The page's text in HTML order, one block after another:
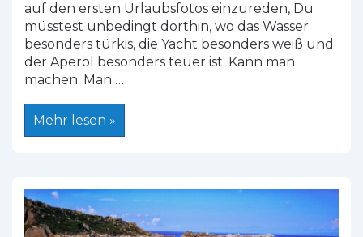
auf den ersten Urlaubsfotos einzureden, Du
müsstest unbedingt dorthin, wo das Wasser
besonders türkis, die Yacht besonders weiß und
der Aperol besonders teuer ist. Kann man
machen. Man …
Ruhige
Orte
für
Individualreisende
Mehr lesen »